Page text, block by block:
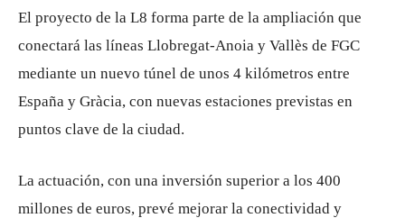
El proyecto de la L8 forma parte de la ampliación que
conectará las líneas Llobregat-Anoia y Vallès de FGC
mediante un nuevo túnel de unos 4 kilómetros entre
España y Gràcia, con nuevas estaciones previstas en
puntos clave de la ciudad.
La actuación, con una inversión superior a los 400
millones de euros, prevé mejorar la conectividad y